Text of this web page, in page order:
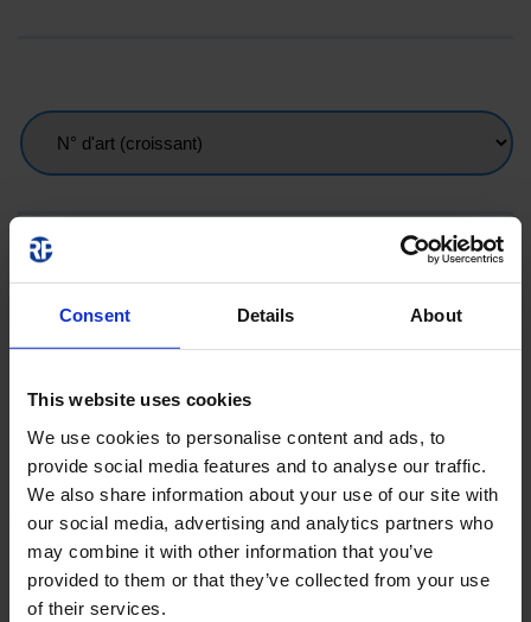
Consent Details About
This website uses cookies
We use cookies to personalise content and ads, to
provide social media features and to analyse our traffic.
We also share information about your use of our site with
our social media, advertising and analytics partners who
may combine it with other information that you’ve
provided to them or that they’ve collected from your use
of their services.
YTULU-LANS-
3501
PRODUIT
YTULU-LANS-
7001